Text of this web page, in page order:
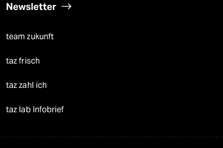
Newsletter
team zukunft
taz frisch
taz zahl ich
taz lab Infobrief